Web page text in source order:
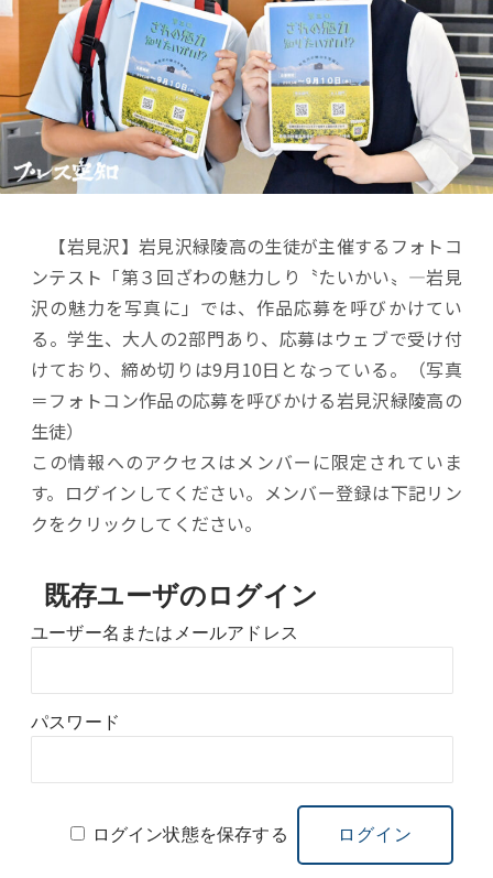
【岩見沢】岩見沢緑陵高の生徒が主催するフォトコ
ンテスト「第３回ざわの魅力しり〝たいかい〟―岩見
沢の魅力を写真に」では、作品応募を呼びかけてい
る。学生、大人の2部門あり、応募はウェブで受け付
けており、締め切りは9月10日となっている。（写真
＝フォトコン作品の応募を呼びかける岩見沢緑陵高の
生徒）
この情報へのアクセスはメンバーに限定されていま
す。ログインしてください。メンバー登録は下記リン
クをクリックしてください。
既存ユーザのログイン
ユーザー名またはメールアドレス
パスワード
ログイン状態を保存する